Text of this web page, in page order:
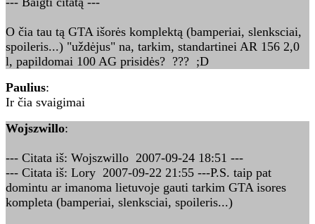
O čia tau tą GTA išorės komplektą (bamperiai, slenksciai,
spoileris...) "uždėjus" na, tarkim, standartinei AR 156 2,0
l, papildomai 100 AG prisidės? ??? ;D
Paulius:
Ir čia svaigimai
Wojszwillo:
--- Citata iš: Wojszwillo 2007-09-24 18:51 ---
--- Citata iš: Lory 2007-09-22 21:55 ---P.S. taip pat
domintu ar imanoma lietuvoje gauti tarkim GTA isores
kompleta (bamperiai, slenksciai, spoileris...)